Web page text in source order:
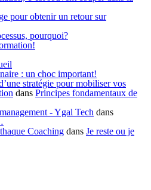
pour obtenir un retour sur
pourquoi?
: un choc important!
stratégie pour mobiliser vos
dans Principes fondamentaux de
- Ygal Tech dans
Coaching dans Je reste ou je